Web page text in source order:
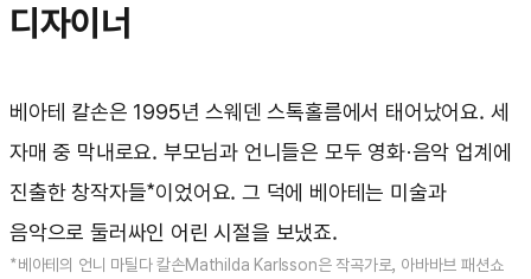
디자이너
베아테 칼손은 1995년 스웨덴 스톡홀름에서 태어났어요. 세
자매 중 막내로요. 부모님과 언니들은 모두 영화·음악 업계에
진출한 창작자들*이었어요. 그 덕에 베아테는 미술과
음악으로 둘러싸인 어린 시절을 보냈죠.
*베아테의 언니 마틸다 칼손Mathilda Karlsson은 작곡가로, 아바바브 패션쇼